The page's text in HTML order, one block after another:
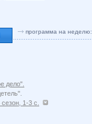
программа на неделю:
дело".
1-3 с.